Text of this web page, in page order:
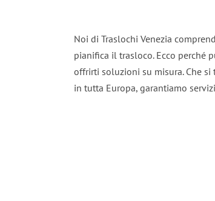
Noi di Traslochi Venezia
pianifica il trasloco. Ecco perché
offrirti soluzioni su misura. Che
in tutta Europa, garantiamo